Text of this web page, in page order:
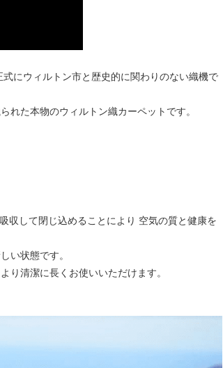
にウィルトン市と歴史的に関わりのない織機で
れた本物のウィルトン織カーペットです。
収して閉じ込めることにより 空気の質と健康を
い状態です。
り清潔に長くお使いいただけます。